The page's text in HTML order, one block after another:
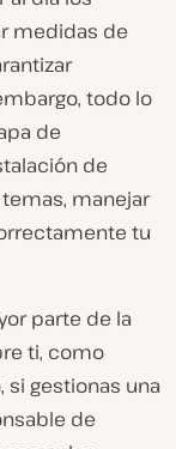
medidas de
todo lo
de
de
manejar
tu
parte de la
ti, como
gestionas una
de